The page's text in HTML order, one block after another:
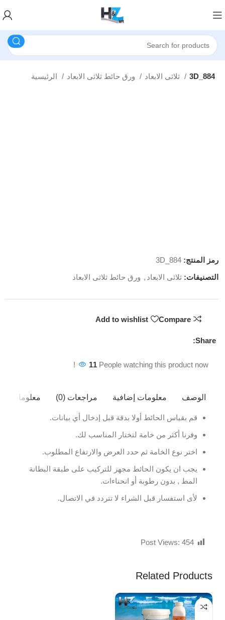
ثلاثى الابعاد 3D_884
رمز المنتج:3D_884
التصنيفات: ثلاثى الابعاد , ورق حائط ثلاثى الابعاد
Compare
Add to wishlist
Share:
11 People watching this product now!
الوصف معلومات إضافية مراجعات (0) معلومات
قم بقياس الحائط أولا بدقة قبل إدخال أي بيانات.
وفرنا أكثر من خامة لتختار المناسب لك.
اختر نوع الخامة ثم حدد العرض والارتفاع المطلوب.
يجب ان يكون الحائط مجهز للتركيب على طبقة البطانة
المط , بدون رطوبة أو انحناءات.
لأى استفسار قبل الشراء لا تتردد في الاتصال.
Post Views: 454
Related Products